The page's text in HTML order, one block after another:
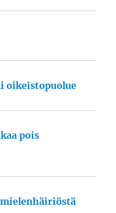
oikeistopuolue
pois